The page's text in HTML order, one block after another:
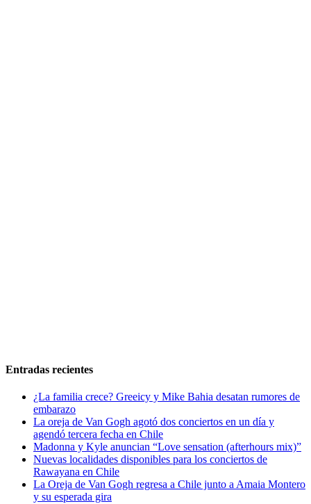
Entradas recientes
¿La familia crece? Greeicy y Mike Bahia desatan rumores de
embarazo
La oreja de Van Gogh agotó dos conciertos en un día y
agendó tercera fecha en Chile
Madonna y Kyle anuncian “Love sensation (afterhours mix)”
Nuevas localidades disponibles para los conciertos de
Rawayana en Chile
La Oreja de Van Gogh regresa a Chile junto a Amaia Montero
y su esperada gira